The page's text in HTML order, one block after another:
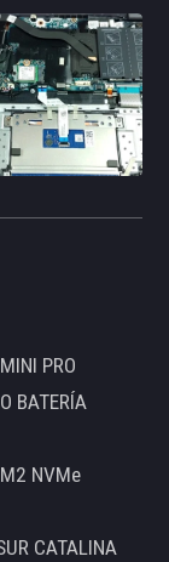
PRO
BATERÍA
M2 NVMe
CATALINA